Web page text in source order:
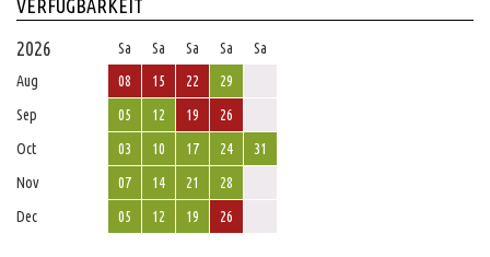
VERFÜGBARKEIT
2026
Sa Sa Sa Sa
Sa
Aug
08 15 22
29
Sep
05 12 19
26
Oct
03 10 17 24
31
Nov
07 14 21
28
Dec
05 12 19 26